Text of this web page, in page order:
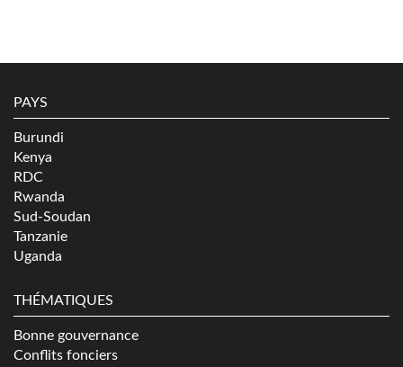
PAYS
Burundi
Kenya
RDC
Rwanda
Sud-Soudan
Tanzanie
Uganda
THÉMATIQUES
Bonne gouvernance
Conflits fonciers